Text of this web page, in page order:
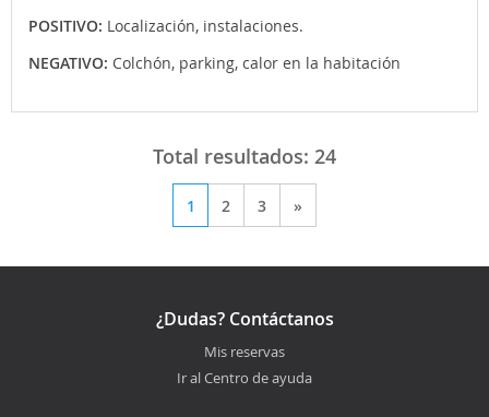
POSITIVO: Localización, instalaciones.
NEGATIVO: Colchón, parking, calor en la habitación
Total resultados: 24
1 2 3 »
¿Dudas? Contáctanos
Mis reservas
Ir al Centro de ayuda